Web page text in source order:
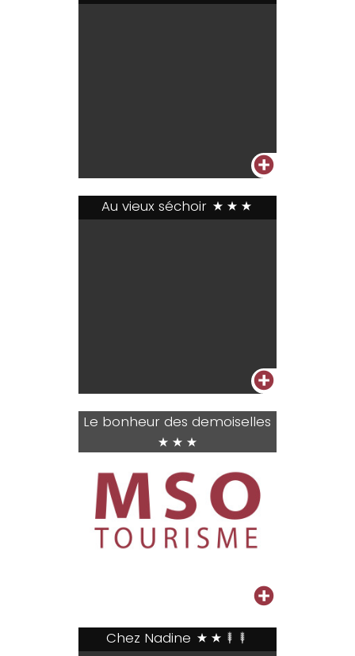
+
Au vieux séchoir ***
+
Le bonheur des demoiselles
***
+
Chez Nadine **++